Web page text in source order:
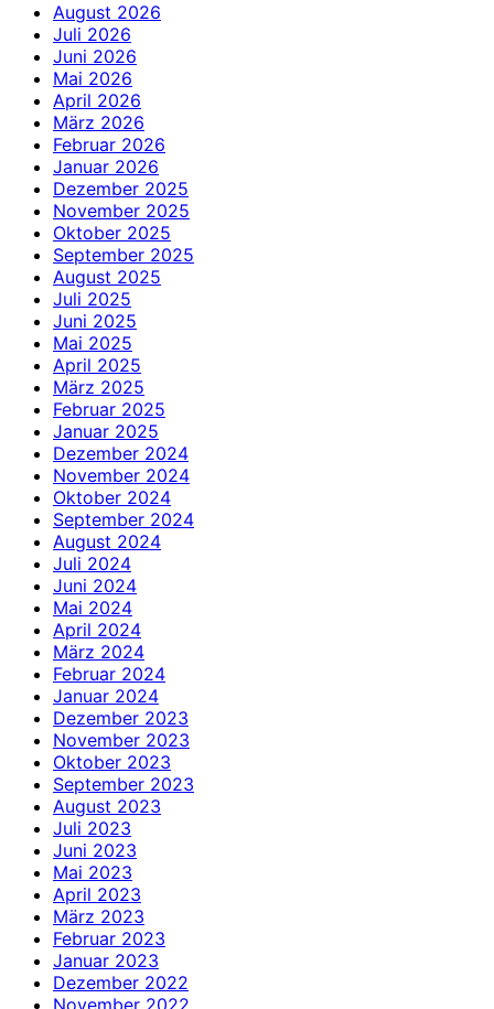
August 2026
Juli 2026
Juni 2026
Mai 2026
April 2026
März 2026
Februar 2026
Januar 2026
Dezember 2025
November 2025
Oktober 2025
September 2025
August 2025
Juli 2025
Juni 2025
Mai 2025
April 2025
März 2025
Februar 2025
Januar 2025
Dezember 2024
November 2024
Oktober 2024
September 2024
August 2024
Juli 2024
Juni 2024
Mai 2024
April 2024
März 2024
Februar 2024
Januar 2024
Dezember 2023
November 2023
Oktober 2023
September 2023
August 2023
Juli 2023
Juni 2023
Mai 2023
April 2023
März 2023
Februar 2023
Januar 2023
Dezember 2022